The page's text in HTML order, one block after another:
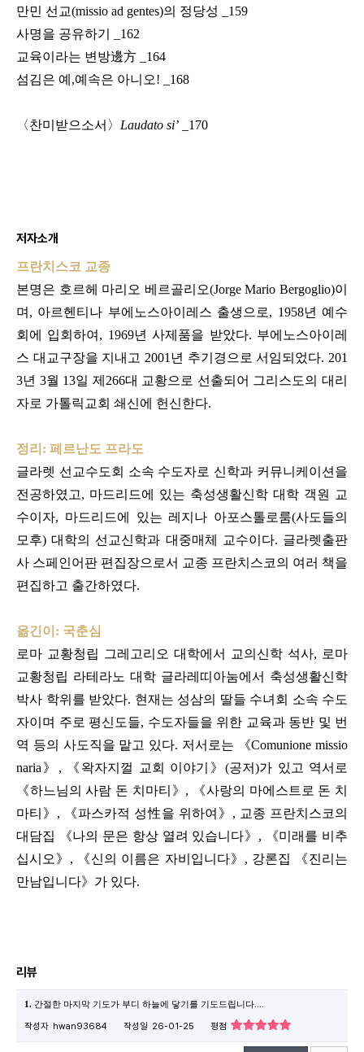
만민 선교(missio ad gentes)의 정당성
_159
사명을 공유하기
_162
교육이라는 변방邊方
_164
섬김은 예 ,예속은 아니오! _168
〈찬미받으소서 〉 Laudato si’ _170
저자소개
프란치스코 교종
본명은 호르헤 마리오 베르골리오(Jorge Mario Bergoglio)이
며 , 아르헨티나 부에노스아이레스 출생으로, 1958년 예수
회에 입회하여 , 1969년 사제품을 받았다. 부에노스아이레
스 대교구장을 지내고 2001 년 추기경으로 서임되었다. 201
3년 3월 13일 제 266대 교황으로 선출되어 그리스도의 대리
자로 가톨릭교회 쇄신에 헌신한다.
정리 : 페르난도 프라도
글라렛 선교수도회 소속 수도자로 신학과 커뮤니케이션을
전공하였고, 마드리드에 있는 축성생활신학 대학 객원 교
수이자, 마드리드에 있는 레지나 아포스톨로룸(사도들의
모후)대학의 선교신학과 대중매체 교수이다. 글라렛출판
사 스페인어판 편집장으로서 교종 프란치스코의 여러 책을
편집하고 출간하였다.
옮긴이 : 국춘심
로마 교황청립 그레고리오 대학에서 교의신학 석사, 로마
교황청립 라테라노 대학 글라레띠아눔에서 축성생활신학
박사 학위를 받았다. 현재는 성삼의 딸들 수녀회 소속 수도
자이며 주로 평신도들, 수도자들을 위한 교육과 동반 및 번
역 등의 사도직을 맡고 있다. 저서로는 《Comunione missio
naria 》 , 《 왁자지껄 교회 이야기 》(공저)가 있고 역서로
《하느님의 사람 돈 치마티 》 , 《사랑의 마에스트로 돈 치
마티 》 , 《파스카적 성性을 위하여 》 , 교종 프란치스코의
대담집
《나의 문은 항상 열려 있습니다》 , 《미래를 비추
십시오 》 , 《신의 이름은 자비입니다》 , 강론집 《진리는
만남입니다》 가 있다.
리뷰
1. 간절한 마지막 기도가 부디 하늘에 닿기를 기도드립니다....
작성자 hwan93684 작성일 26-01-25 평점